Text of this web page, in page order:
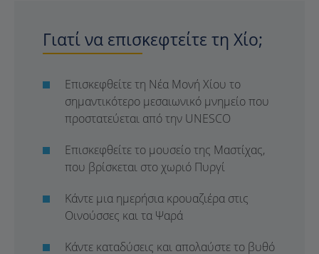
Γιατί να επισκεφτείτε τη Χίο;
Επισκεφθείτε τη Νέα Μονή Χίου το
σημαντικότερο μεσαιωνικό μνημείο που
προστατεύεται από την UNESCO
Επισκεφθείτε το μουσείο της Μαστίχας,
που βρίσκεται στο χωριό Πυργί
Κάντε μια ημερήσια κρουαζιέρα στις
Οινούσσες και τα Ψαρά
Κάντε καταδύσεις και απολαύστε το βυθό